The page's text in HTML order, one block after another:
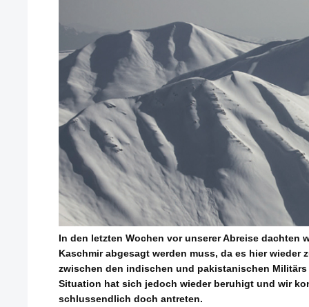
In den letzten Wochen vor unserer Abreise dachten
Kaschmir abgesagt werden muss, da es hier wieder
zwischen den indischen und pakistanischen Militärs
Situation hat sich jedoch wieder beruhigt und wir
schlussendlich doch antreten.